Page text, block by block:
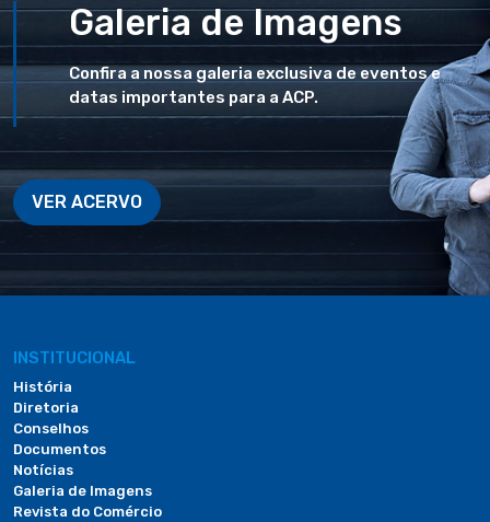
Galeria de Imagens
Confira a nossa galeria exclusiva de eventos e
datas importantes para a ACP.
VER ACERVO
INSTITUCIONAL
História
Diretoria
Conselhos
Documentos
Notícias
Galeria de Imagens
Revista do Comércio